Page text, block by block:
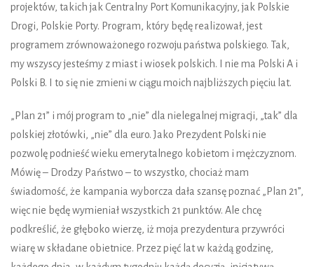
projektów, takich jak Centralny Port Komunikacyjny, jak Polskie
Drogi, Polskie Porty. Program, który będę realizował, jest
programem zrównoważonego rozwoju państwa polskiego. Tak,
my wszyscy jesteśmy z miast i wiosek polskich. I nie ma Polski A i
Polski B. I to się nie zmieni w ciągu moich najbliższych pięciu lat.
„Plan 21” i mój program to „nie” dla nielegalnej migracji, „tak” dla
polskiej złotówki, „nie” dla euro. Jako Prezydent Polski nie
pozwolę podnieść wieku emerytalnego kobietom i mężczyznom.
Mówię – Drodzy Państwo – to wszystko, chociaż mam
świadomość, że kampania wyborcza dała szansę poznać „Plan 21”,
więc nie będę wymieniał wszystkich 21 punktów. Ale chcę
podkreślić, że głęboko wierzę, iż moja prezydentura przywróci
wiarę w składane obietnice. Przez pięć lat w każdą godzinę,